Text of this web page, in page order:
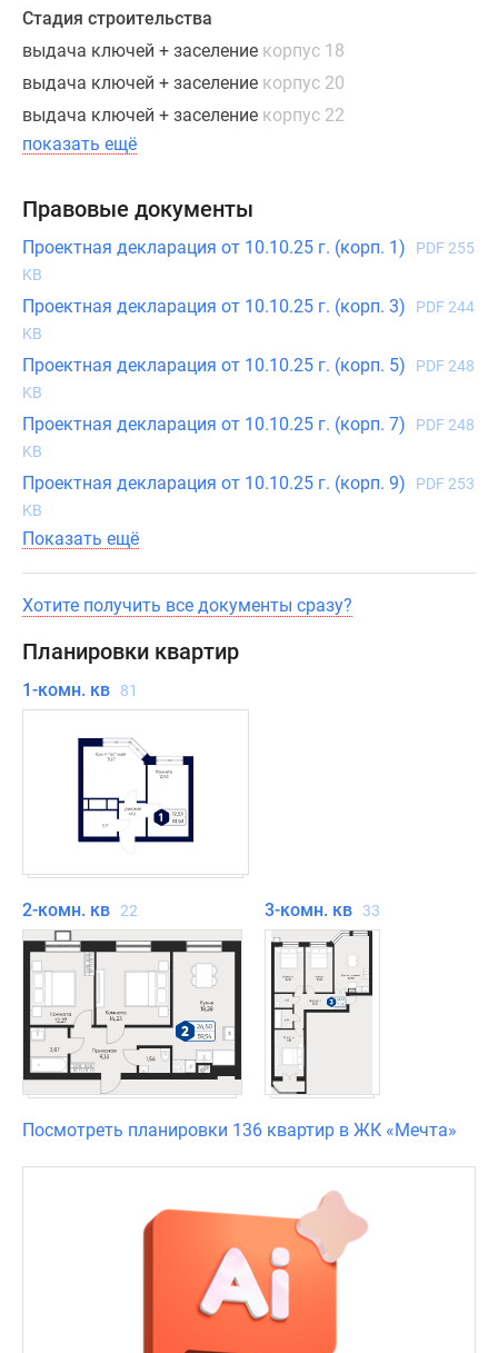
с
использованием
ипотечных
средств.
Стадия строительства
выдача ключей + заселение корпус 18
выдача ключей + заселение корпус 20
выдача ключей + заселение корпус 22
показать ещё
Правовые документы
Проектная декларация от 10.10.25 г. (корп. 1)
PDF 255
KB
Проектная декларация от 10.10.25 г. (корп. 3)
PDF 244
KB
Проектная декларация от 10.10.25 г. (корп. 5)
PDF 248
KB
Проектная декларация от 10.10.25 г. (корп. 7)
PDF 248
KB
Проектная декларация от 10.10.25 г. (корп. 9)
PDF 253
KB
Показать ещё
Хотите получить все документы сразу?
Планировки квартир
1-комн. кв 81
2-комн. кв 22 3-комн. кв 33
Посмотреть планировки 136 квартир в ЖК «Мечта»